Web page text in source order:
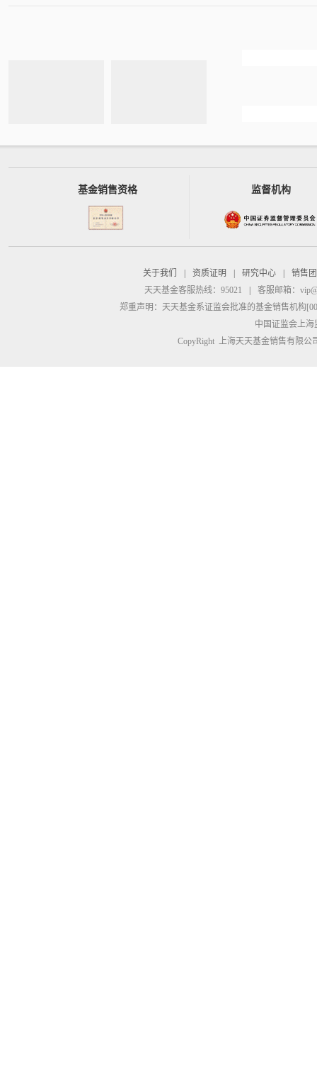
基金销售资格 监督机构
关于我们 资质证明 研究中心
销售
天天基金客服热线：95021
客服邮箱：
郑重声明： 天天基金系证监会批准的基金销售机构
中国证监会上
CopyRight 上海天天基金销售有限